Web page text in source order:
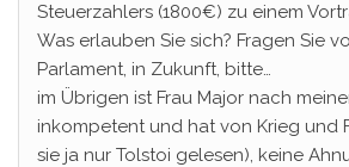
Steuerzahlers (1800€) zu einem
Was erlauben Sie sich? Fragen Sie
Parlament, in Zukunft, bitte…
im Übrigen ist Frau Major nach
inkompetent und hat von Krieg und
sie ja nur Tolstoi gelesen), keine